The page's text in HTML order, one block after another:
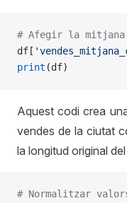
# Afegir la
df[
print (df)
Aquest codi crea
vendes de la ciutat
la longitud original
# Normalitzar